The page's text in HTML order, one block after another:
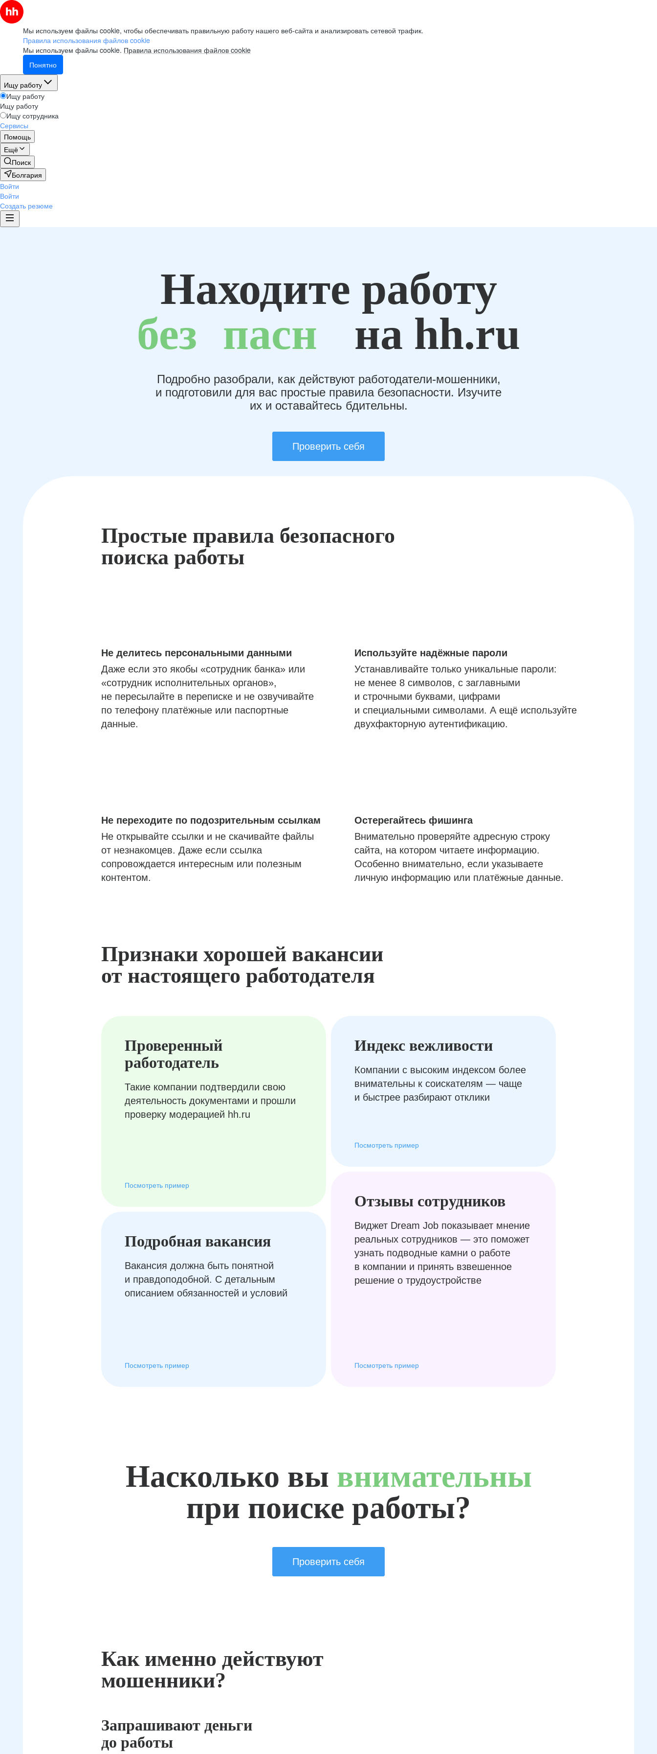
Мы используем файлы cookie, чтобы обеспечивать правильную работу нашего веб-сайта и анализировать сетевой трафик.
Правила использования файлов cookie
Мы используем файлы cookie. Правила использования файлов cookie
Понятно
Ищу работу
Ищу работу
Ищу работу
Ищу сотрудника
Сервисы
Помощь
Ещё
Поиск
Болгария
Войти
Войти
Создать резюме
Находите работу
без пасн на hh.ru
Подробно разобрали, как действуют работодатели-мошенники,
и подготовили для вас простые правила безопасности. Изучите
их и оставайтесь бдительны.
Проверить себя
Простые правила безопасного
поиска работы
Не делитесь персональными данными
Даже если это якобы «сотрудник банка» или
«сотрудник исполнительных органов»,
не пересылайте в переписке и не озвучивайте
по телефону платёжные или паспортные
данные.
Используйте надёжные пароли
Устанавливайте только уникальные пароли:
не менее 8 символов, с заглавными
и строчными буквами, цифрами
и специальными символами. А ещё используйте
двухфакторную аутентификацию.
Не переходите по подозрительным ссылкам
Не открывайте ссылки и не скачивайте файлы
от незнакомцев. Даже если ссылка
сопровождается интересным или полезным
контентом.
Остерегайтесь фишинга
Внимательно проверяйте адресную строку
сайта, на котором читаете информацию.
Особенно внимательно, если указываете
личную информацию или платёжные данные.
Признаки хорошей вакансии
от настоящего работодателя
Проверенный
работодатель
Такие компании подтвердили свою
деятельность документами и прошли
проверку модерацией hh.ru
Посмотреть пример
Подробная вакансия
Вакансия должна быть понятной
и правдоподобной. С детальным
описанием обязанностей и условий
Посмотреть пример
Отзывы сотрудников
Виджет Dream Job показывает мнение
реальных сотрудников — это поможет
узнать подводные камни о работе
в компании и принять взвешенное
решение о трудоустройстве
Посмотреть пример
Индекс вежливости
Компании с высоким индексом более
внимательны к соискателям — чаще
и быстрее разбирают отклики
Посмотреть пример
Насколько вы внимательны
при поиске работы?
Проверить себя
Как именно действуют
мошенники?
Запрашивают деньги
до работы